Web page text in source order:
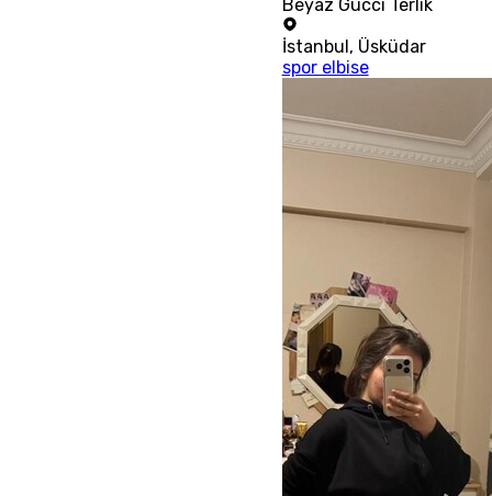
Beyaz Gucci Terlik
İstanbul, Üsküdar
spor elbise